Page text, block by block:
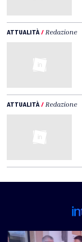
ATTUALITÀ/ Redazione
ATTUALITÀ/ Redazione